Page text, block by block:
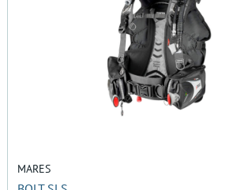
MARES